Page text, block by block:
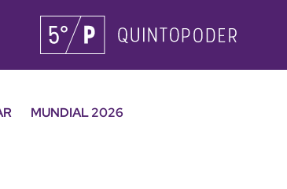
MUNDIAL 2026